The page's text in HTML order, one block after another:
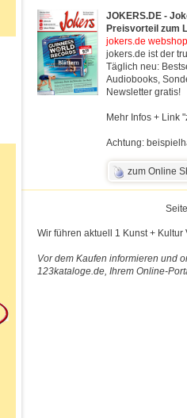
JOKERS.DE -
Preisvorteil zum
jokers.de
jokers.de ist der
Täglich neu:
Audiobooks,
Newsletter gratis!
Mehr Infos + Link
Achtung:
zum Online
Wir führen aktuell 1 Kunst +
Vor dem Kaufen informieren und
123kataloge.de, Ihrem Online-